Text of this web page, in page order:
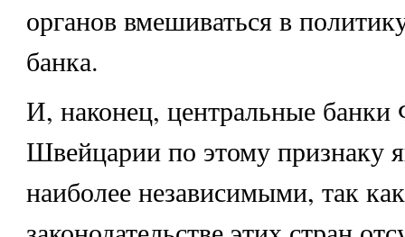
органов вмешиваться в
банка.
И, наконец, центральные
Швейцарии по этому признаку
наиболее независимыми, так